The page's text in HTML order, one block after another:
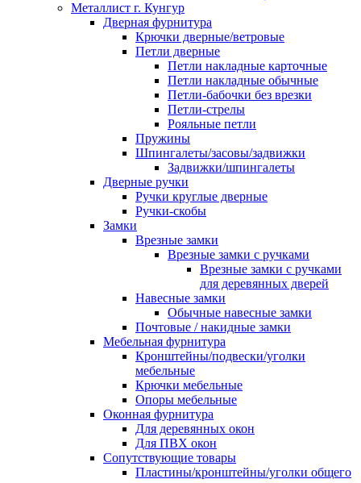
Металлист г. Кунгур
Дверная фурнитура
Крючки дверные/ветровые
Петли дверные
Петли накладные карточные
Петли накладные обычные
Петли-бабочки без врезки
Петли-стрелы
Рояльные петли
Пружины
Шпингалеты/засовы/задвижки
Задвижки/шпингалеты
Дверные ручки
Ручки круглые дверные
Ручки-скобы
Замки
Врезные замки
Врезные замки с ручками
Врезные замки с ручками
для деревянных дверей
Навесные замки
Обычные навесные замки
Почтовые / накидные замки
Мебельная фурнитура
Кронштейны/подвески/уголки
мебельные
Крючки мебельные
Опоры мебельные
Оконная фурнитура
Для деревянных окон
Для ПВХ окон
Сопутствующие товары
Пластины/кронштейны/уголки общего